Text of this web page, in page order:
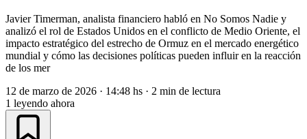
Javier Timerman, analista financiero habló en No Somos Nadie y
analizó el rol de Estados Unidos en el conflicto de Medio Oriente, el
impacto estratégico del estrecho de Ormuz en el mercado energético
mundial y cómo las decisiones políticas pueden influir en la reacción
de los mer
12 de marzo de 2026 · 14:48 hs · 2 min de lectura
1 leyendo ahora